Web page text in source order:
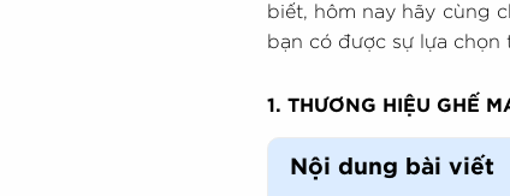
biết, hôm nay hãy cùng
bạn có được sự lựa chọn
1. THƯƠNG HIỆU GHẾ
Nội dung bài viết